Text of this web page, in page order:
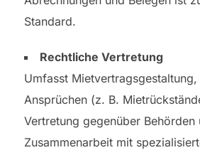
Standard.
Rechtliche Vertretung
Umfasst
Ansprüchen (z. B.
Vertretung gegenüber Behörden
Zusammenarbeit mit